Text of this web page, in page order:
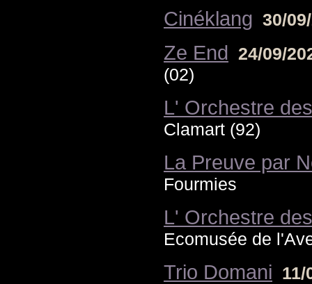
Cinéklang 30/
Ze End 24/09/
(02)
L' Orchestre
Clamart (92)
La Preuve par
Fourmies
L' Orchestre
Ecomusée de
Trio Domani 11/